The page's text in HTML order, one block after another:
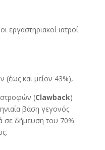
εργαστηριακοί ιατροί
(έως και μείον 43%),
(Clawback)
βάση γεγονός
σε δήμευση του 70%